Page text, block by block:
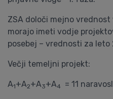
ZSA določi mejno vrednost
morajo imeti vodje
posebej – vrednosti za leto
Večji temeljni projekt:
A1+A2+A3+A4 = 11